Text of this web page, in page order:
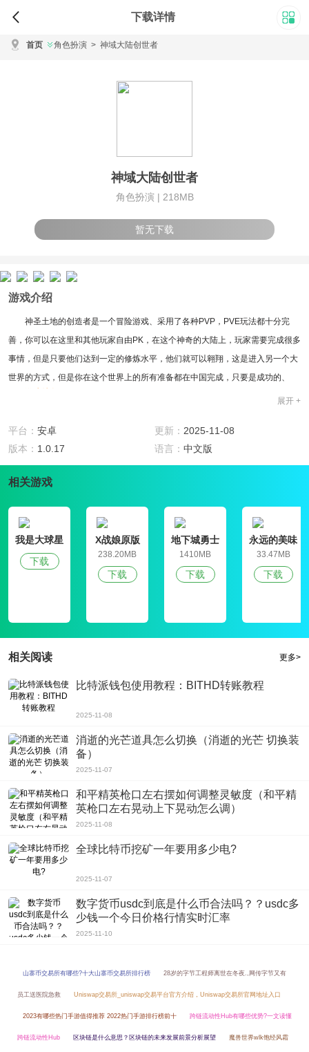
下载详情
首页 角色扮演 > 神域大陆创世者
神域大陆创世者
角色扮演 | 218MB
暂无下载
游戏介绍
神圣土地的创造者是一个冒险游戏、采用了各种PVP，PVE玩法都十分完
善，你可以在这里和其他玩家自由PK，在这个神奇的大陆上，玩家需要完成很多
事情，但是只要他们达到一定的修炼水平，他们就可以翱翔，这是进入另一个大
世界的方式，但是你在这个世界上的所有准备都在中国完成，只要是成功的、
2、各种战斗模式都非常精彩，不同场景中的效果也不尽相同、
3、这里战斗没有时间限制、它完全由玩家自己的时间决定、
1、每个角色的形象都很精致，玩家在玩的时候会有视觉享受、
表现、
精选评测
1、有些活动非常有趣、虽然它们不是战斗，但也令人兴奋、
2、在发布之初，人们赠送了各种各样的礼物，这很酷、
展开 +
平台： 安卓 更新： 2025-11-08
版本： 1.0.17 语言： 中文版
相关游戏
我是大球星
下载
X战娘原版
238.20MB
下载
地下城勇士
官网版
1410MB
下载
永远的美味
星球4破解版
33.47MB
下载
相关阅读 更多>
比特派钱包使用教程：BITHD转账教程
2025-11-08
消逝的光芒道具怎么切换（消逝的光芒 切换装
备）
2025-11-07
和平精英枪口左右摆如何调整灵敏度（和平精
英枪口左右晃动上下晃动怎么调）
2025-11-08
全球比特币挖矿一年要用多少电?
2025-11-07
数字货币usdc到底是什么币合法吗？？usdc多
少钱一个今日价格行情实时汇率
2025-11-10
山寨币交易所有哪些?十大山寨币交易所排行榜 28岁的字节工程师离世在冬夜.,网传字节又有
员工送医院急救 Uniswap交易所_uniswap交易平台官方介绍，Uniswap交易所官网地址入口
2023有哪些热门手游值得推荐 2022热门手游排行榜前十 跨链流动性Hub有哪些优势?一文读懂
跨链流动性Hub 区块链是什么意思？区块链的未来发展前景分析展望 魔兽世界wlk饱经风霜